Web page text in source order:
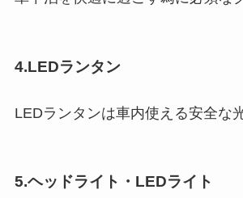
4.LEDランタン
LEDランタンは車内使える安全な
5.ヘッドライト・LEDライト